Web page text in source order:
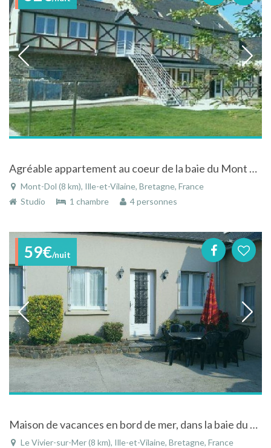
Agréable appartement au coeur de la baie du Mont Michel, St Malo, Dinan en Bretagne
Mont-Dol (8 km), Ille-et-Vilaine, Bretagne, France
Studio
1 chambre 4 personnes
59€/nuit
Maison de vacances en bord de mer, dans la baie du Mont St Michel en Bretagne
Le Vivier-sur-Mer (8 km), Ille-et-Vilaine, Bretagne, France